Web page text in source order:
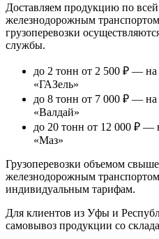
Доставляем продукцию по
железнодорожным
грузоперевозки
службы.
до 2 тонн от 2 500 ₽ — на
«ГАЗель»
до 8 тонн от 7 000 ₽ — на
«Валдай»
до 20 тонн от 12 000 ₽ —
«Маз»
Грузоперевозки объемом
железнодорожным
индивидуальным тарифам.
Для клиентов из Уфы и
самовывоз продукции со